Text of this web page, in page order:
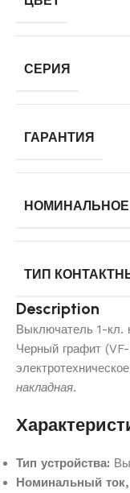
СЕРИЯ
ГАРАНТИЯ
ТИП
Description
Выключатель 1-кл.
Черный графит
накладная.
Тип устройства:
Номинальный